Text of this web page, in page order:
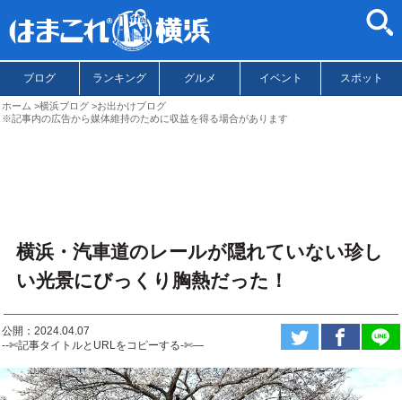
ブログ ランキング グルメ イベント スポット
ホーム 横浜ブログ
お出かけブログ
※記事内の広告から媒体維持のために収益を得る場合があります
横浜・汽車道のレールが隠れていない珍し
い光景にびっくり胸熱だった！
公開：2024.04.07
--✄記事タイトルとURLをコピーする-✄—